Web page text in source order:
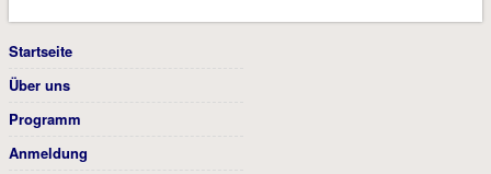
Startseite
Über uns
Programm
Anmeldung